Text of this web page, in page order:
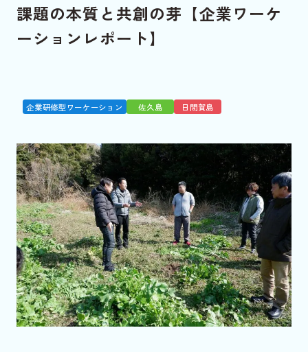
課題の本質と共創の芽【企業ワーケ
ーションレポート】
企業研修型ワーケーション 佐久島 日間賀島